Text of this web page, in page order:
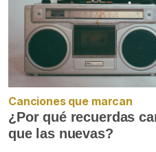
Canciones que marcan
¿Por qué recuerdas
que las nuevas?